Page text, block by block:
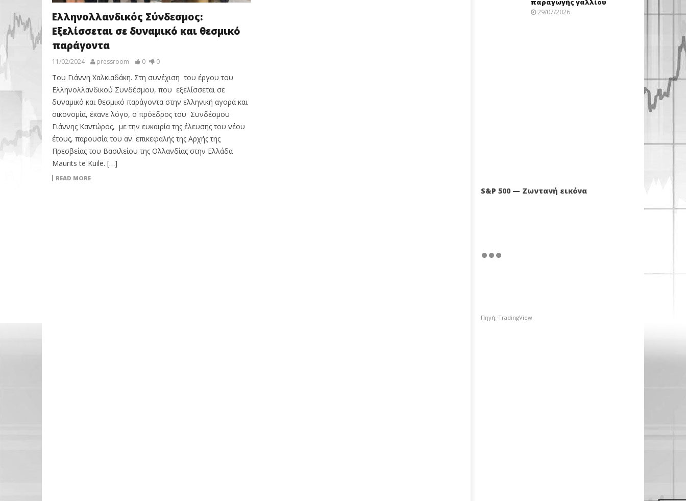
Ελληνολλανδικός Σύνδεσμος:
Εξελίσσεται σε δυναμικό και θεσμικό
παράγοντα
11/02/2024 pressroom 0 0
Του Γιάννη Χαλκιαδάκη. Στη συνέχιση του έργου του
Ελληνολλανδικού Συνδέσμου, που εξελίσσεται σε
δυναμικό και θεσμικό παράγοντα στην ελληνική αγορά και
οικονομία, έκανε λόγο, ο πρόεδρος του Συνδέσμου
Γιάννης Καντώρος, με την ευκαιρία της έλευσης του νέου
έτους, παρουσία του αν. επικεφαλής της Αρχής της
Πρεσβείας του Βασιλείου της Ολλανδίας στην Ελλάδα
Maurits te Kuile. […]
READ MORE
παραγωγής γαλλίου
29/07/2026
S&P 500 — Ζωντανή εικόνα
Πηγή: TradingView